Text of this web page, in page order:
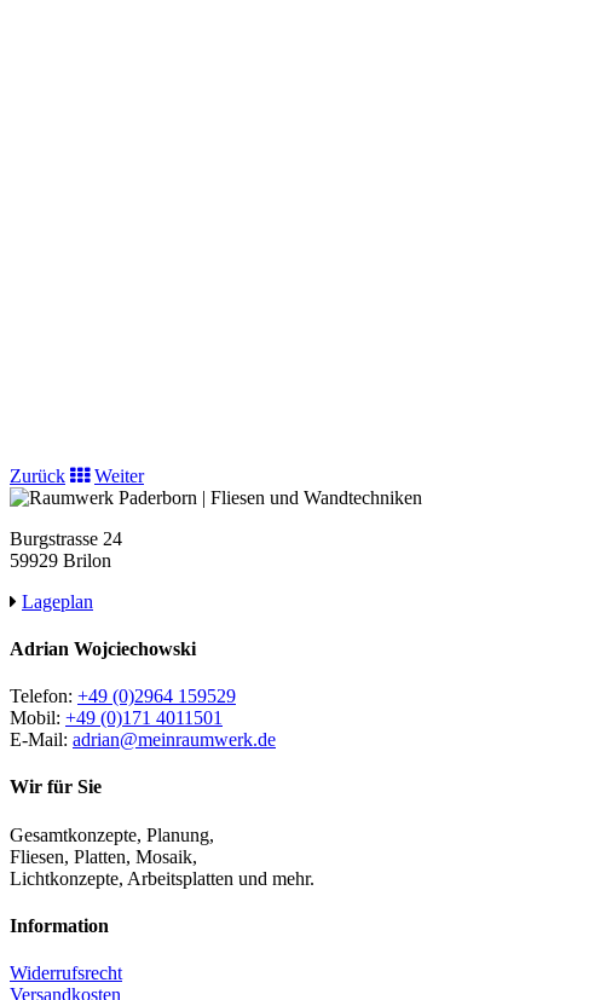
Zurück Weiter
Burgstrasse 24
59929 Brilon
Lageplan
Adrian Wojciechowski
Telefon: +49 (0)2964 159529
Mobil: +49 (0)171 4011501
E-Mail: adrian@meinraumwerk.de
Wir für Sie
Gesamtkonzepte, Planung,
Fliesen, Platten, Mosaik,
Lichtkonzepte, Arbeitsplatten und mehr.
Information
Widerrufsrecht
Versandkosten